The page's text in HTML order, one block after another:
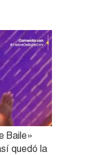
Baile»
quedó la